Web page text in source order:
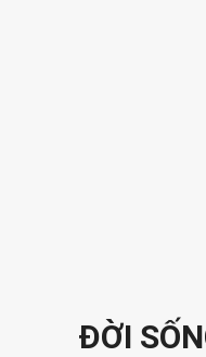
ĐỜI